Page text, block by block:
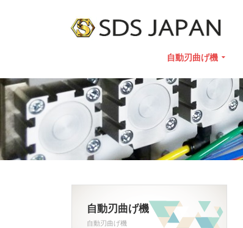
自動刃曲げ機
自動刃曲げ機
自動刃曲げ機